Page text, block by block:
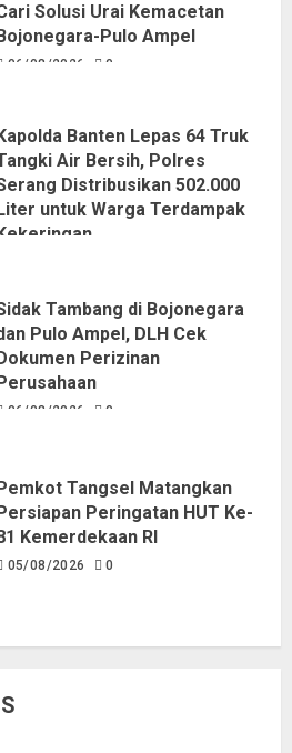
Solusi Urai Kemacetan
Bojonegara-Pulo Ampel
06/08/2026 0
Kapolda Banten Lepas 64 Truk
Air Bersih, Polres
Distribusikan 502.000
Liter untuk Warga Terdampak
Tambang di Bojonegara
Pulo Ampel, DLH Cek
Dokumen Perizinan
Perusahaan
06/08/2026 0
Pemkot Tangsel Matangkan
Persiapan Peringatan HUT Ke-
Kemerdekaan RI
05/08/2026 0